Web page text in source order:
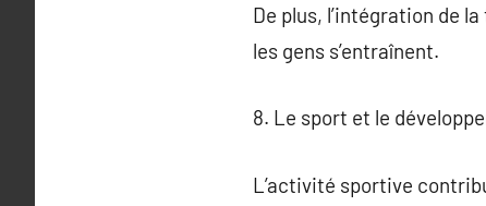
De plus, l’intégration de
les gens s’entraînent.
8. Le sport et le
L’activité sportive